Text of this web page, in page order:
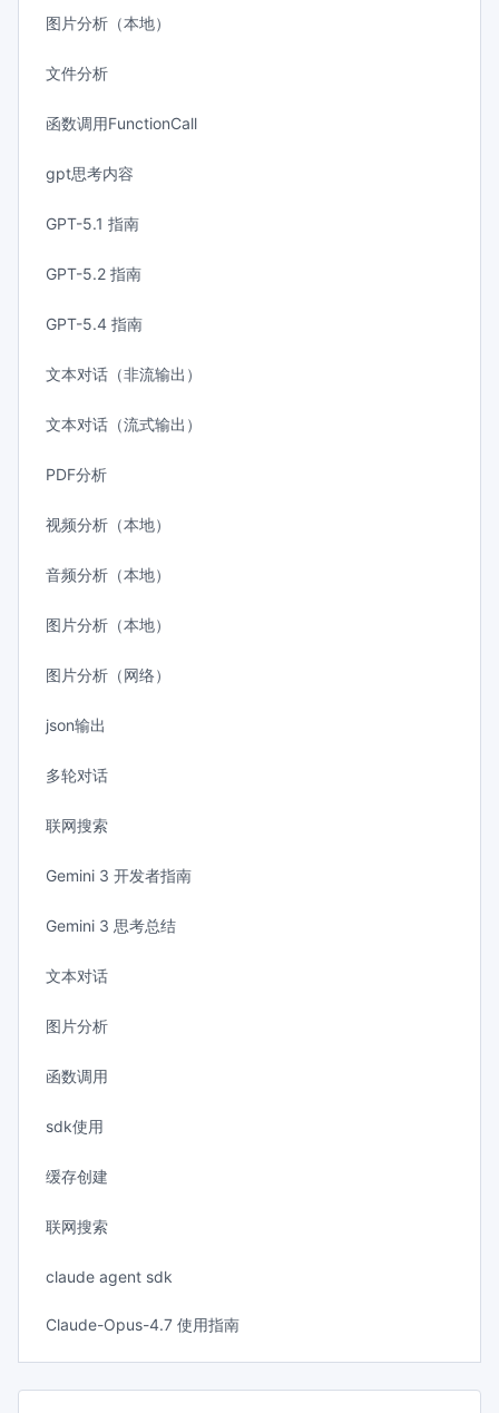
图片分析（本地）
文件分析
函数调用FunctionCall
gpt思考内容
GPT-5.1 指南
GPT-5.2 指南
GPT-5.4 指南
文本对话（非流输出）
文本对话（流式输出）
PDF分析
视频分析（本地）
音频分析（本地）
图片分析（本地）
图片分析（网络）
json输出
多轮对话
联网搜索
Gemini 3 开发者指南
Gemini 3 思考总结
文本对话
图片分析
函数调用
sdk使用
缓存创建
联网搜索
claude agent sdk
Claude-Opus-4.7 使用指南